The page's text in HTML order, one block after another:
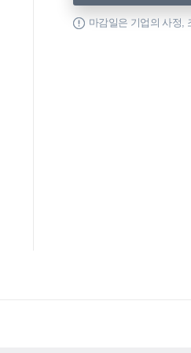
마감일은 기업의 사정,